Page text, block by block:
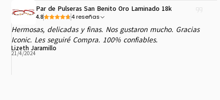
Par de Pulseras San Benito Oro Laminado 18k
4.8 4 reseñas
Hermosas, delicadas y finas. Nos gustaron mucho. Gracias
Iconic. Les seguiré Compra. 100% confiables.
Lizeth Jaramillo
21/4/2024